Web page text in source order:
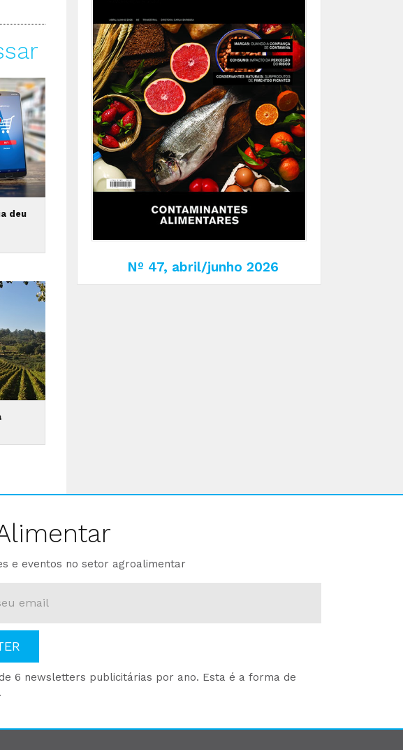
deu
Nº 47, abril/junho 2026
e eventos no setor agroalimentar
6 newsletters publicitárias por ano. Esta é a forma de